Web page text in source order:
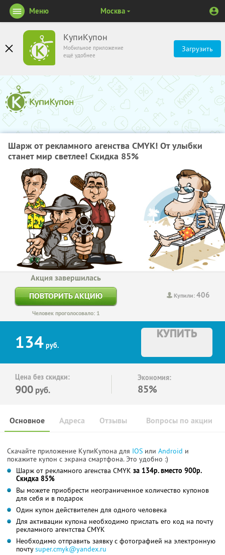
КупиКупон
Мобильное приложение
ещё удобнее
Загрузить
Меню Москва
Шарж от рекламного агенства CMYK! От улыбки
станет мир светлее! Скидка 85%
Купили:406
Акция завершилась
ПОВТОРИТЬ АКЦИЮ
Человек проголосовало: 1
134 руб.
КУПИТЬ
Цена без скидки:
900 руб.
Экономия:
85%
Основное Отзывы Вопросы по акции
Адреса
Скачайте приложение КупиКупона для IOS или Android и
покажите купон с экрана смартфона. Это удобно :)
Шарж от рекламного агенства CMYK за 134р. вместо 900р.
Скидка 85%
Вы можете приобрести неограниченное количество купонов
для себя и в подарок
Один купон действителен для одного человека
Для активации купона необходимо прислать его код на почту
рекламного агентства CMYK
Необходимо отправить заявку с фотографией на электронную
почтуsuper.cmyk@yandex.ru